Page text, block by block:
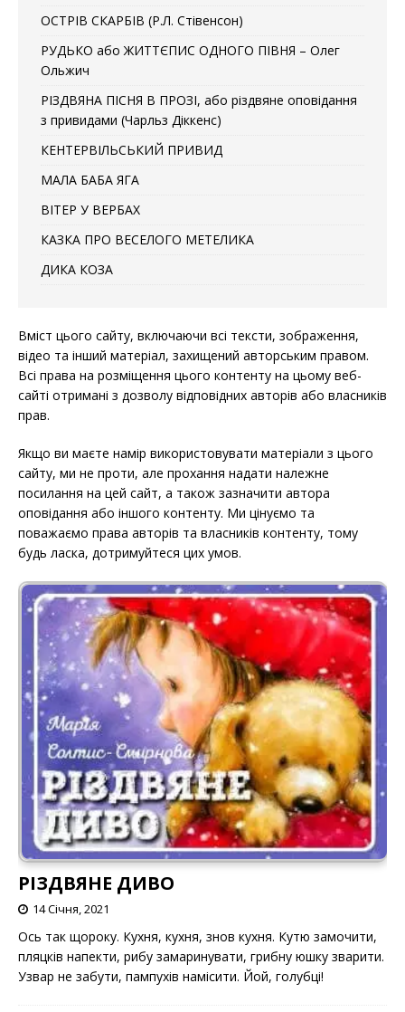
ОСТРІВ СКАРБІВ (Р.Л. Стівенсон)
РУДЬКО або ЖИТТЄПИС ОДНОГО ПІВНЯ – Олег
Ольжич
РІЗДВЯНА ПІСНЯ В ПРОЗІ, або різдвяне оповідання
з привидами (Чарльз Діккенс)
КЕНТЕРВІЛЬСЬКИЙ ПРИВИД
МАЛА БАБА ЯГА
ВІТЕР У ВЕРБАХ
КАЗКА ПРО ВЕСЕЛОГО МЕТЕЛИКА
ДИКА КОЗА
Вміст цього сайту, включаючи всі тексти, зображення,
відео та інший матеріал, захищений авторським правом.
Всі права на розміщення цього контенту на цьому веб-
сайті отримані з дозволу відповідних авторів або власників
прав.
Якщо ви маєте намір використовувати матеріали з цього
сайту, ми не проти, але прохання надати належне
посилання на цей сайт, а також зазначити автора
оповідання або іншого контенту. Ми цінуємо та
поважаємо права авторів та власників контенту, тому
будь ласка, дотримуйтеся цих умов.
РІЗДВЯНЕ ДИВО
14 Січня, 2021
Ось так щороку. Кухня, кухня, знов кухня. Кутю замочити,
пляцків напекти, рибу замаринувати, грибну юшку зварити.
Узвар не забути, пампухів намісити. Йой, голубці!